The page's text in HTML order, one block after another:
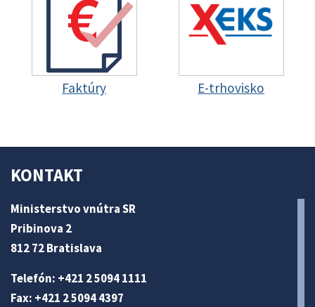
Faktúry E-trhovisko
KONTAKT
Ministerstvo vnútra SR
Pribinova 2
812 72 Bratislava
Telefón: +421 2 5094 1111
Fax: +421 2 5094 4397